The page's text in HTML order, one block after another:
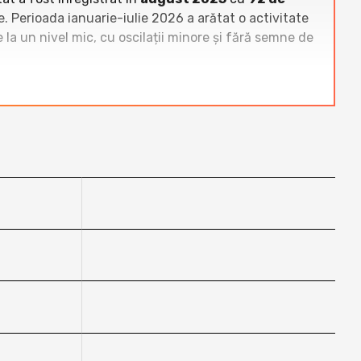
Perioada ianuarie-iulie 2026 a arătat o activitate
un nivel mic, cu oscilații minore și fără semne de
bloguri analizate. Site-uri ca
mărime peste acesta. Bloguri medii precum
în timp ce Blog Valentin Văleanu rămâne la
competitiv și se află în coada